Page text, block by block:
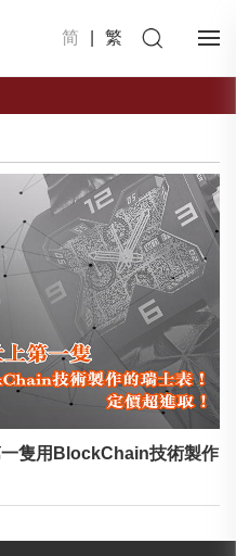
简 繁
一隻用BlockChain技術製作